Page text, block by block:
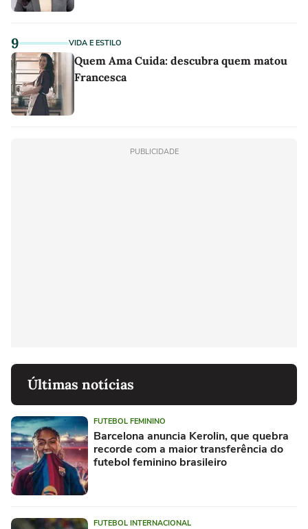
9 VIDA E ESTILO
Quem Ama Cuida: descubra quem matou
Francesca
PUBLICIDADE
Últimas notícias
FUTEBOL FEMININO
Barcelona anuncia Kerolin, que quebra
recorde com a maior transferência do
futebol feminino brasileiro
FUTEBOL INTERNACIONAL